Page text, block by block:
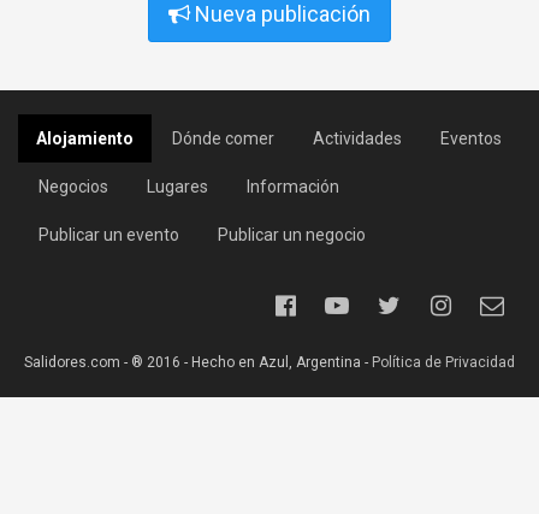
Nueva publicación
Alojamiento Dónde comer Actividades Eventos
Negocios Lugares Información
Publicar un evento Publicar un negocio
Salidores.com - ® 2016 - Hecho en Azul, Argentina - Política de Privacidad